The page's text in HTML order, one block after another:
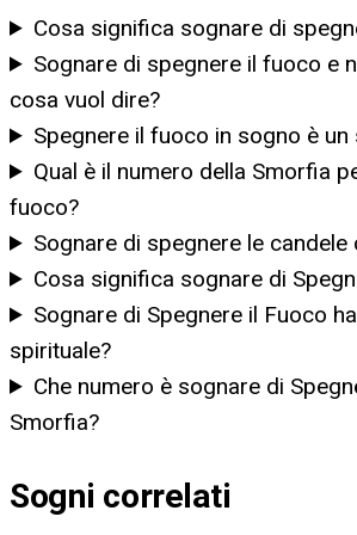
Cosa significa sognare di
Sognare di spegnere il fuoco e
cosa vuol dire?
Spegnere il fuoco in sogno è
Qual è il numero della Smorfia
fuoco?
Sognare di spegnere le
Cosa significa sognare di
Sognare di Spegnere il Fuoco
spirituale?
Che numero è sognare di
Smorfia?
Sogni correlati